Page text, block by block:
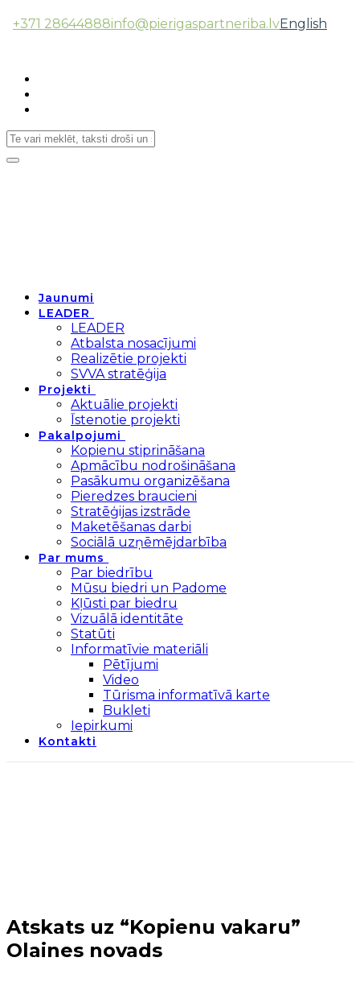
+371 28644888info@pierigaspartneriba.lvEnglish
Toggle
Jaunumi
LEADER
LEADER
Atbalsta nosacījumi
Realizētie projekti
SVVA stratēģija
Projekti
Aktuālie projekti
Īstenotie projekti
Pakalpojumi
Kopienu stiprināšana
Apmācību nodrošināšana
Pasākumu organizēšana
Pieredzes braucieni
Stratēģijas izstrāde
Maketēšanas darbi
Sociālā uzņēmējdarbība
Par mums
Par biedrību
Mūsu biedri un Padome
Kļūsti par biedru
Vizuālā identitāte
Statūti
Informatīvie materiāli
Pētījumi
Video
Tūrisma informatīvā karte
Bukleti
Iepirkumi
Kontakti
Atskats uz “Kopienu vakaru”
Olaines novads